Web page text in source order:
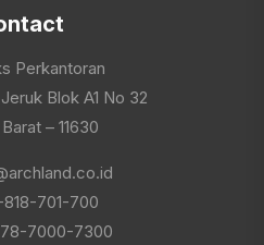
Perkantoran
Blok A1 No 32
– 11630
701-700
7000-7300